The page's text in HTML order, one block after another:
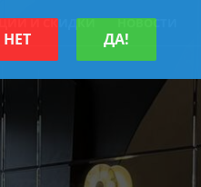
И СКИДКИ НОВОСТИ
НЕТ ДА!